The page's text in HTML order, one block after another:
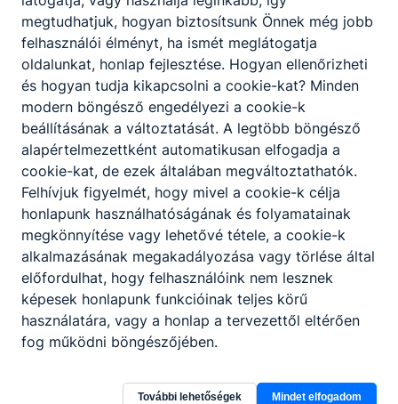
Brüsszeli tanulmányút
#erasmus #erasmuslife #europeanunio
2026. júl. 6. Admin
megtudhatjuk, hogyan biztosítsunk Önnek még jobb
felhasználói élményt, ha ismét meglátogatja
oldalunkat, honlap fejlesztése. Hogyan ellenőrizheti
és hogyan tudja kikapcsolni a cookie-kat? Minden
modern böngésző engedélyezi a cookie-k
beállításának a változtatását. A legtöbb böngésző
alapértelmezettként automatikusan elfogadja a
cookie-kat, de ezek általában megváltoztathatók.
Felhívjuk figyelmét, hogy mivel a cookie-k célja
honlapunk használhatóságának és folyamatainak
megkönnyítése vagy lehetővé tétele, a cookie-k
alkalmazásának megakadályozása vagy törlése által
előfordulhat, hogy felhasználóink nem lesznek
képesek honlapunk funkcióinak teljes körű
használatára, vagy a honlap a tervezettől eltérően
fog működni böngészőjében.
További lehetőségek Mindet elfogadom